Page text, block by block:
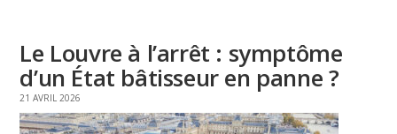
Le Louvre à l’arrêt : symptôme
d’un État bâtisseur en panne ?
21 AVRIL 2026